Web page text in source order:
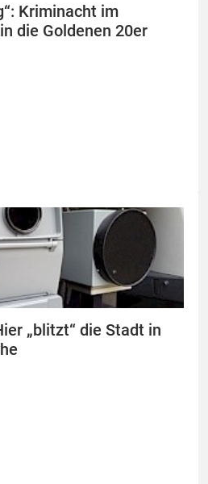
Kriminacht im
die Goldenen 20er
„blitzt“ die Stadt in